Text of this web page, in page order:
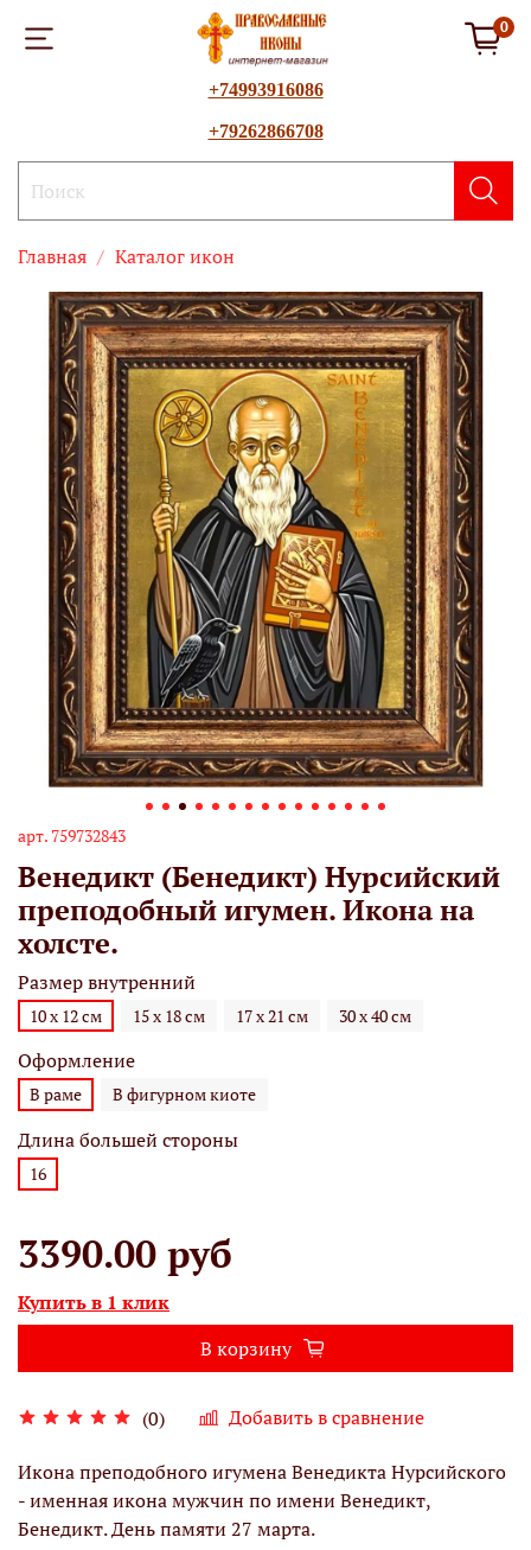
0
+74993916086
+79262866708
Главная Каталог икон
арт. 759732843
Венедикт (Бенедикт) Нурсийский
преподобный игумен. Икона на
холсте.
(0) Добавить в сравнение
Размер внутренний
10 х 12 см 15 х 18 см 17 х 21 см 30 х 40 см
Оформление
В раме В фигурном киоте
Длина большей стороны
16
3390.00 руб
Купить в 1 клик
В корзину
Икона преподобного игумена Венедикта Нурсийского
- именная икона мужчин по имени Венедикт,
Бенедикт. День памяти 27 марта.